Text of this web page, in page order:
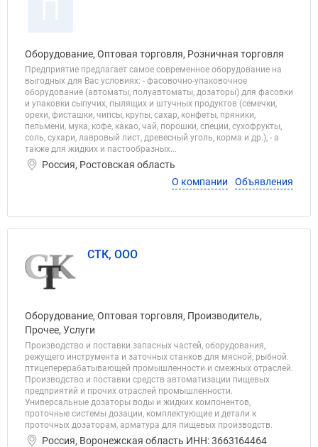
Оборудование, Оптовая торговля, Розничная торговля
Предприятие предлагает самое современное оборудование на
выгодных для Вас условиях: - фасовочно-упаковочное
оборудование (автоматы, полуавтоматы, дозаторы) для фасовки
и упаковки сыпучих, пылящих и штучных продуктов (семечки,
орехи, фисташки, чипсы, крупы, сахар, конфеты, пряники,
пельмени, мука, кофе, какао, чай, порошки, специи, сухофрукты,
соль, сухари, лавровый лист, древесный уголь, корма и др.), - а
также для жидких и пастообразных...
Россия, Ростовская область
О компании
Объявления
СТК, ООО
Оборудование, Оптовая торговля, Производитель,
Прочее, Услуги
Производство и поставки запасных частей, оборудования,
режущего инструмента и заточных станков для мясной, рыбной.
птицеперерабатывающей промышленности и смежных отраслей.
Производство и поставки средств автоматизации пищевых
предприятий и прочих отраслей промышленности.
Универсальные дозаторы воды и жидких компонентов,
проточные системы дозации, комплектующие и детали к
проточных дозаторам, арматура для пищевых производств.
Россия, Воронежская область ИНН: 3663164464